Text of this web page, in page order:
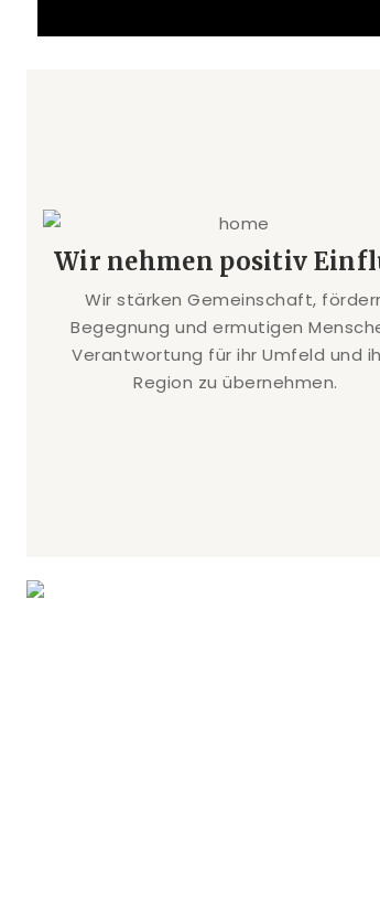
Wir nehmen positiv
Wir stärken Gemeinschaft,
Begegnung und ermutigen
Verantwortung für ihr Umfeld und
Region zu übernehmen.